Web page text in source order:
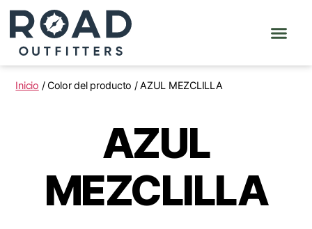
Inicio / Color del producto / AZUL MEZCLILLA
AZUL
MEZCLILLA